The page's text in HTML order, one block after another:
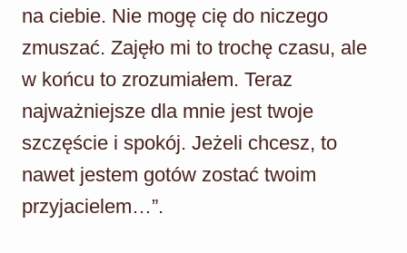
na ciebie. Nie mogę cię do niczego
zmuszać. Zajęło mi to trochę czasu, ale
w końcu to zrozumiałem. Teraz
najważniejsze dla mnie jest twoje
szczęście i spokój. Jeżeli chcesz, to
nawet jestem gotów zostać twoim
przyjacielem…”.